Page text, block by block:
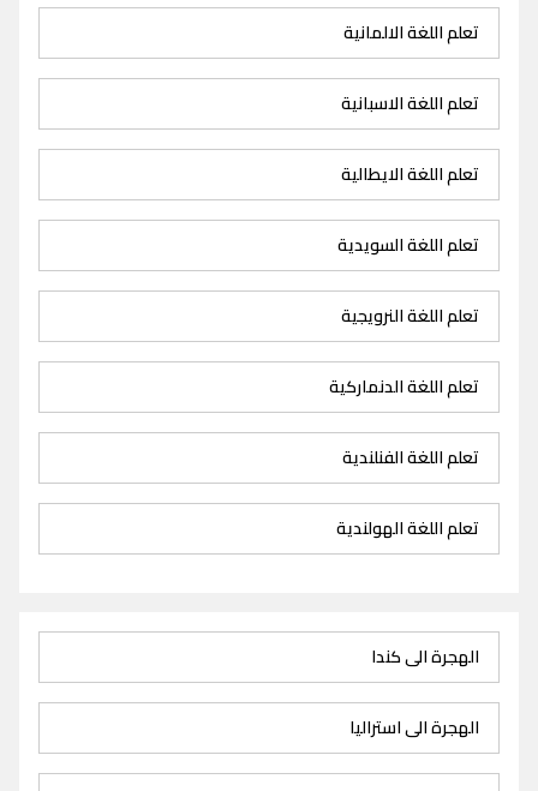
تعلم اللغة الالمانية
تعلم اللغة الاسبانية
تعلم اللغة الايطالية
تعلم اللغة السويدية
تعلم اللغة النرويجية
تعلم اللغة الدنماركية
تعلم اللغة الفنلندية
تعلم اللغة الهولندية
الهجرة الى كندا
الهجرة الى استراليا